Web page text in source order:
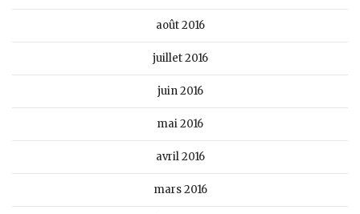
août 2016
juillet 2016
juin 2016
mai 2016
avril 2016
mars 2016